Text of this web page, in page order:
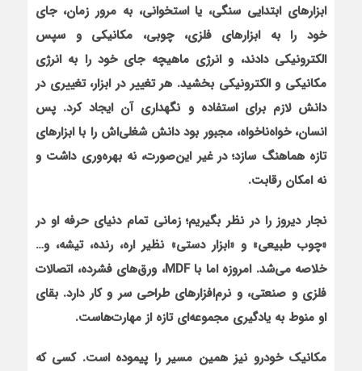
ابزارهای ابتدایی سنگی، یا استخوانی، به مرور زمان، جای
خود را به ابزارهای فلزی، چوبی، مکانیکی و سپس
الکترونیکی دادند، و انرژی ماهیچه جای خود را به انرژی
مکانیکی و الکترونیکی بخشید‌. هر تغییر در ابزار، تغییری در
دانش لازم برای استفاده و نگهداری آن ایجاد کرد. پس
انسان، خواه‌ناخواه، مجبور بود دانش شغلی‌اش را با ابزارهای
تازه هماهنگ سازد؛ در غیر این‌صورت، نه بهره‌وری داشت و
نه امکان رقابت.
نجار دیروز را در نظر بگیریم؛ زمانی تمام دنیای حرفه او در
«چوب طبیعی» و «ابزار دستی» نظیر اره، رنده، تیشه، و…
خلاصه می‌شد. امروزه اما باMDF، ورق‌های فشرده، اتصالات
فلزی و صنعتی، و نرم‌افزارهای طراحی سر و کار دارد. بقای
او منوط به یادگیری مجموعه‌ای تازه از مهارت‌هاست.
مکانیک خودرو نیز همین مسیر را پیموده است. کسی که